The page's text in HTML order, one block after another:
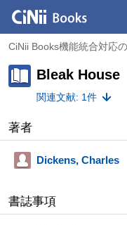
CiNii Books機能統合対応
Bleak House
関連文献: 1件
著者
Dickens, Charles
書誌事項